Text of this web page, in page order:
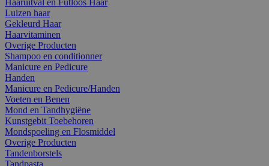
Luizen haar
Gekleurd Haar
Haarvitaminen
Overige Producten
Shampoo en conditionner
Manicure en Pedicure
Handen
Manicure en Pedicure/Handen
Voeten en Benen
Mond en Tandhygiëne
Kunstgebit Toebehoren
Mondspoeling en Flosmiddel
Overige Producten
Tandenborstels
Tandpasta